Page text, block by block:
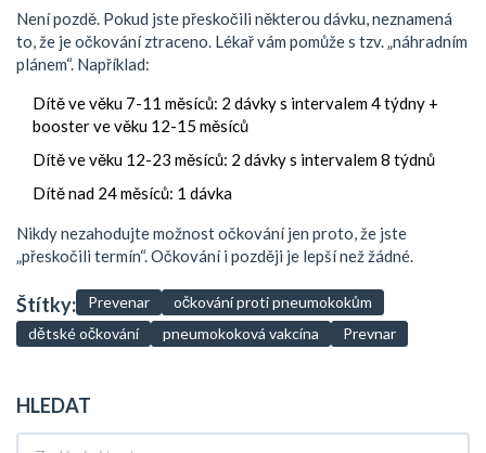
Není pozdě. Pokud jste přeskočili některou dávku, neznamená
to, že je očkování ztraceno. Lékař vám pomůže s tzv. „náhradním
plánem“. Například:
Dítě ve věku 7-11 měsíců: 2 dávky s intervalem 4 týdny +
booster ve věku 12-15 měsíců
Dítě ve věku 12-23 měsíců: 2 dávky s intervalem 8 týdnů
Dítě nad 24 měsíců: 1 dávka
Nikdy nezahodujte možnost očkování jen proto, že jste
„přeskočili termín“. Očkování i později je lepší než žádné.
Štítky: Prevenar
očkování proti pneumokokům
dětské očkování
pneumokoková vakcína Prevnar
HLEDAT